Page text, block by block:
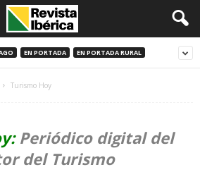
EN PORTADA EN PORTADA RURAL
Turismo Hoy
Periódico digital del
del Turismo